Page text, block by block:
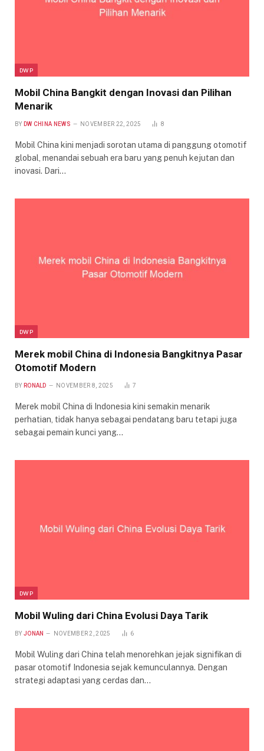
DWP
Mobil China Bangkit dengan Inovasi dan Pilihan
Menarik
BY DW CHINA NEWS NOVEMBER 22, 2025 8
Mobil China kini menjadi sorotan utama di panggung otomotif
global, menandai sebuah era baru yang penuh kejutan dan
inovasi. Dari…
DWP
Merek mobil China di Indonesia Bangkitnya Pasar
Otomotif Modern
BY RONALD NOVEMBER 8, 2025 7
Merek mobil China di Indonesia kini semakin menarik
perhatian, tidak hanya sebagai pendatang baru tetapi juga
sebagai pemain kunci yang…
DWP
Mobil Wuling dari China Evolusi Daya Tarik
BY JONAN NOVEMBER 2, 2025 6
Mobil Wuling dari China telah menorehkan jejak signifikan di
pasar otomotif Indonesia sejak kemunculannya. Dengan
strategi adaptasi yang cerdas dan…